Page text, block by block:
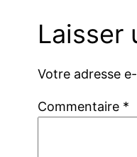
Laisser
Votre adresse
Commentaire *